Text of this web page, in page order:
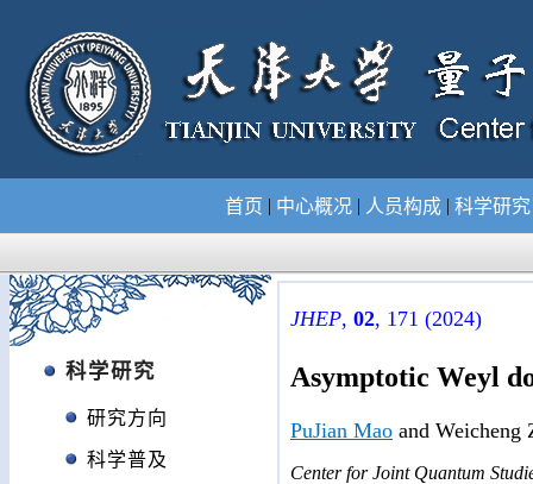
首页 | 中心概况 | 人员构成 | 科学研
科学研究
研究方向
科学普及
JHEP, 02, 171 (2024)
Asymptotic Weyl
PuJian Mao and Weicheng
Center for Joint Quantum